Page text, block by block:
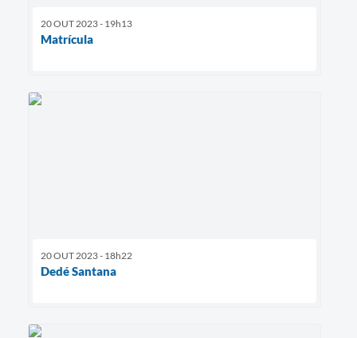
20 OUT 2023 - 19h13
Matrícula
20 OUT 2023 - 18h22
Dedé Santana